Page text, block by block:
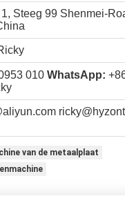
Steeg 99 Shenmei-
010 WhatsApp:
van de metaalplaat